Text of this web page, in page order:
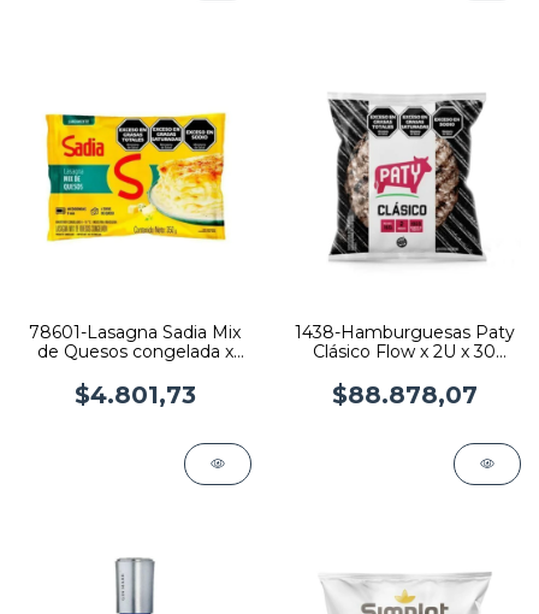
78601-Lasagna Sadia Mix
de Quesos congelada x
$4.801,73
1438-Hamburguesas Paty
Clásico Flow x 2U x 30
$88.878,07